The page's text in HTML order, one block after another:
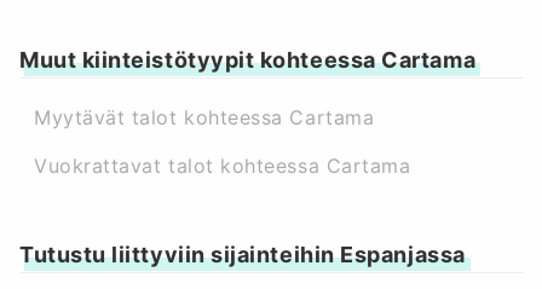
Muut kiinteistötyypit kohteessa Cartama
Myytävät talot kohteessa Cartama
Vuokrattavat talot kohteessa Cartama
Tutustu liittyviin sijainteihin Espanjassa